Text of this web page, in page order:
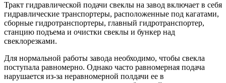
Тракт гидравлической подачи свеклы на завод включает в себя
гидравлические транспортеры, расположенные под кагатами,
сборные гидротранспортеры, главный гидротранспортер,
станцию подъема и очистки свеклы и бункер над
свеклорезками.
Для нормальной работы завода необходимо, чтобы свекла
поступала равномерно. Однако часто равномерная подача
нарушается из-за неравномерной полдачи ее в